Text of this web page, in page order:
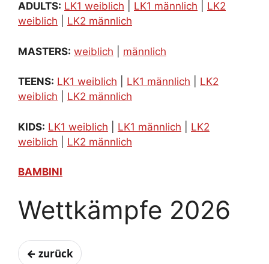
ADULTS: LK1 weiblich LK1 männlich
LK2
weiblich
LK2 männlich
MASTERS: weiblich männlich
TEENS: LK1 weiblich LK1 männlich
LK2
weiblich
LK2 männlich
KIDS: LK1 weiblich LK1 männlich
LK2
weiblich
LK2 männlich
BAMBINI
Wettkämpfe 2026
← zurück